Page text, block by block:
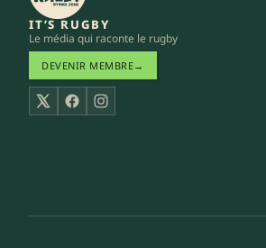
IT’S RUGBY
Le média qui raconte le rugby
DEVENIR MEMBRE→
X FacebookInstagram